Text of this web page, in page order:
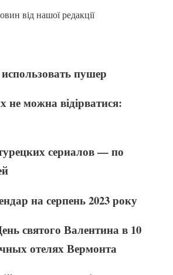
від нашої редакції
пушер
не можна відірватися:
сериалов — по
на серпень 2023 року
святого Валентина в 10
отелях Вермонта